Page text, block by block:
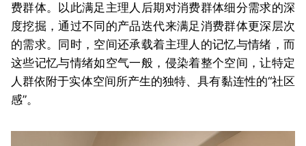
费群体。以此满足主理人后期对消费群体细分需求的深
度挖掘，通过不同的产品迭代来满足消费群体更深层次
的需求。同时，空间还承载着主理人的记忆与情绪，而
这些记忆与情绪如空气一般，侵染着整个空间，让特定
人群依附于实体空间所产生的独特、具有黏连性的“社区
感”。